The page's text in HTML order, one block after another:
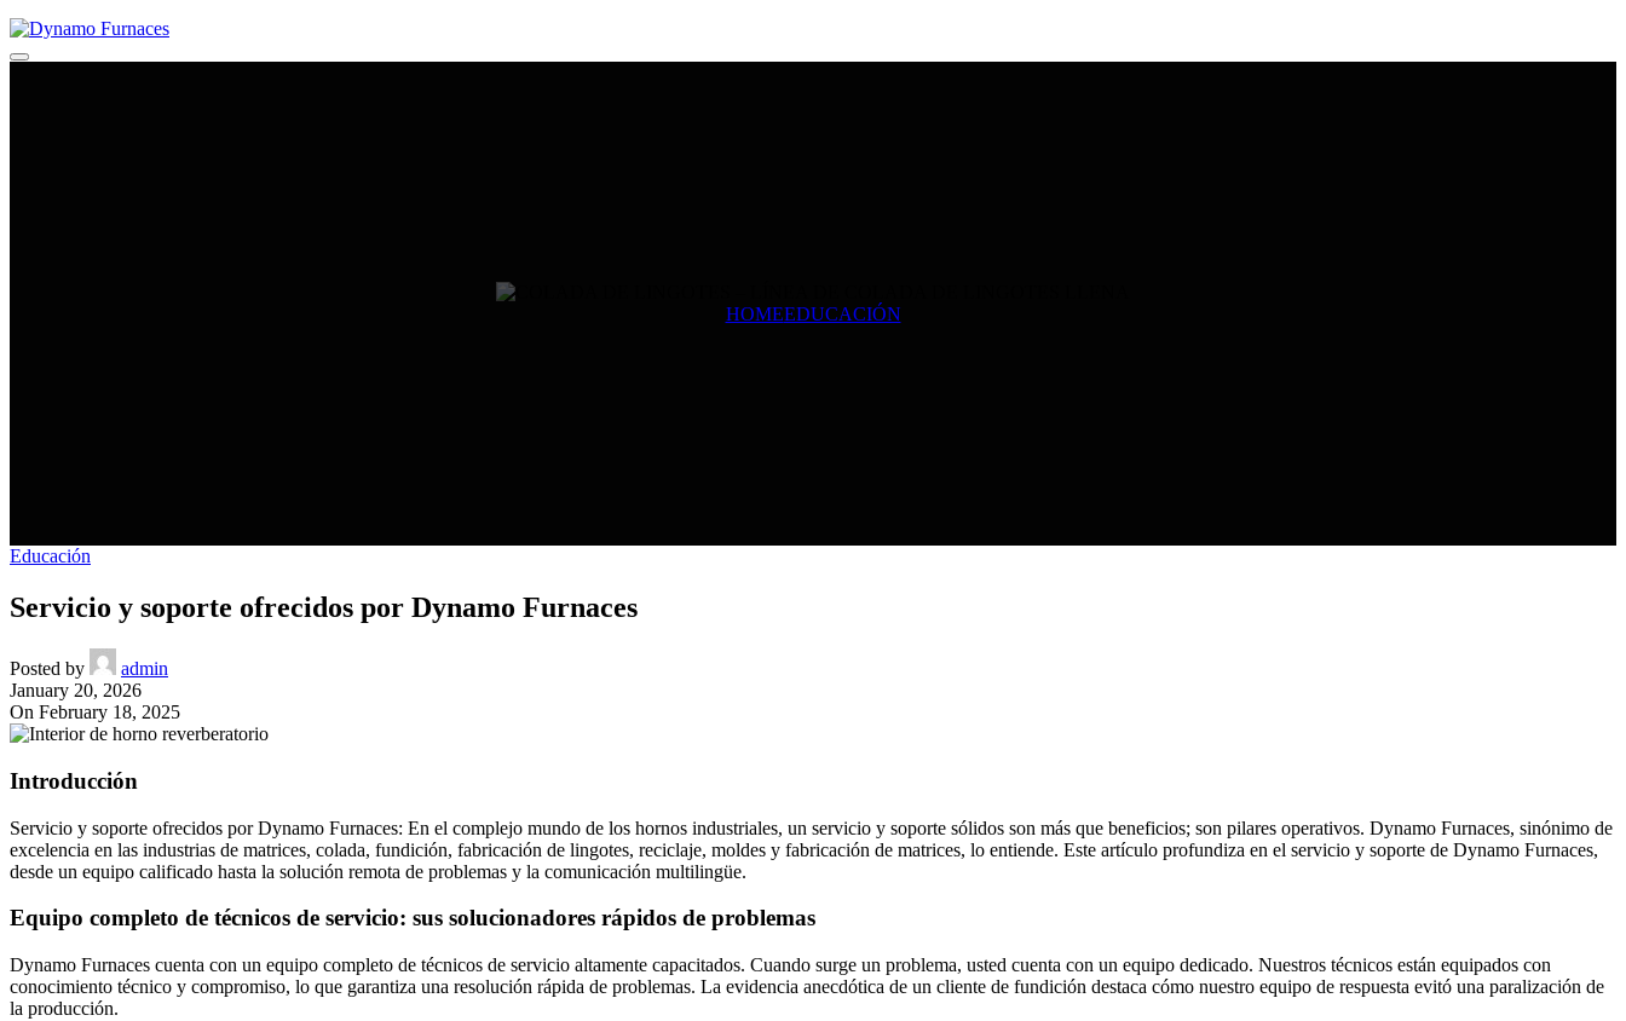
HOMEEDUCACIÓN
Educación
Servicio y soporte ofrecidos por Dynamo Furnaces
Posted by
admin
January 20, 2026
On February 18, 2025
Introducción
Servicio y soporte ofrecidos por Dynamo Furnaces: En el complejo mundo de los hornos industriales, un servicio y soporte sólidos son más que beneficios; son pilares operativos. Dynamo Furnaces, sinónimo de
excelencia en las industrias de matrices, colada, fundición, fabricación de lingotes, reciclaje, moldes y fabricación de matrices, lo entiende. Este artículo profundiza en el servicio y soporte de Dynamo Furnaces,
desde un equipo calificado hasta la solución remota de problemas y la comunicación multilingüe.
Equipo completo de técnicos de servicio: sus solucionadores rápidos de problemas
Dynamo Furnaces cuenta con un equipo completo de técnicos de servicio altamente capacitados. Cuando surge un problema, usted cuenta con un equipo dedicado. Nuestros técnicos están equipados con
conocimiento técnico y compromiso, lo que garantiza una resolución rápida de problemas. La evidencia anecdótica de un cliente de fundición destaca cómo nuestro equipo de respuesta evitó una paralización de
la producción.